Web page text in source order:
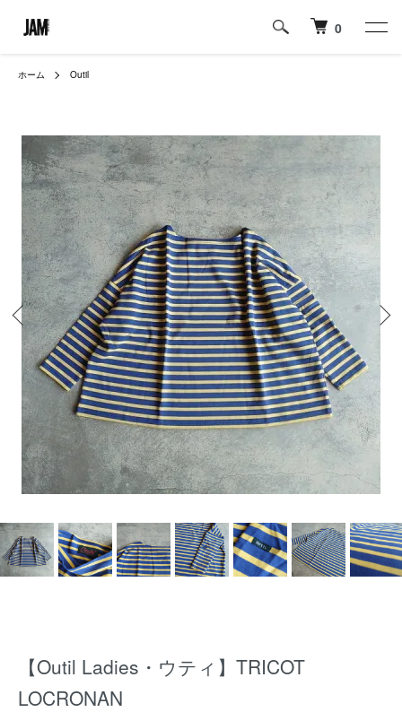
0
ホーム Outil
【Outil Ladies・ウティ】TRICOT
LOCRONAN